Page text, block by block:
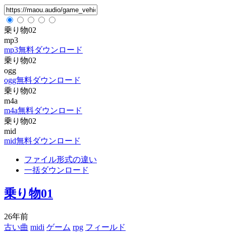
乗り物02
mp3
mp3無料ダウンロード
乗り物02
ogg
ogg無料ダウンロード
乗り物02
m4a
m4a無料ダウンロード
乗り物02
mid
mid無料ダウンロード
ファイル形式の違い
一括ダウンロード
乗り物01
26年前
古い曲 midi ゲーム rpg フィールド